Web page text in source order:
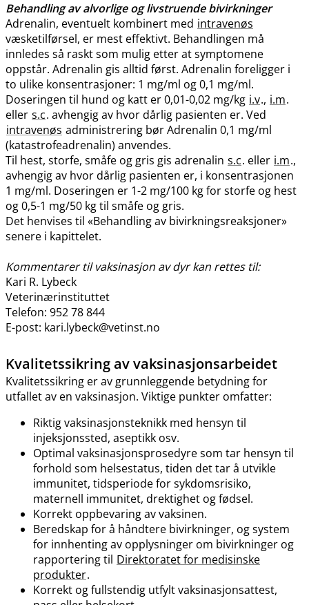
Behandling av alvorlige og livstruende bivirkninger
Adrenalin, eventuelt kombinert med intravenøs
væsketilførsel, er mest effektivt. Behandlingen må
innledes så raskt som mulig etter at symptomene
oppstår. Adrenalin gis alltid først. Adrenalin foreligger i
to ulike konsentrasjoner: 1 mg/ml og 0,1 mg​/​ml.
Doseringen til hund og katt er 0,01-0,02 mg/kg i.v., i.m.
eller s.c. avhengig av hvor dårlig pasienten er. Ved
intravenøs administrering bør Adrenalin 0,1 mg/ml
(katastrofeadrenalin) anvendes.
Til hest, storfe, småfe og gris gis adrenalin s.c. eller i.m.,
avhengig av hvor dårlig pasienten er, i konsentrasjonen
1 mg​/​ml. Doseringen er 1-2 mg/100 kg for storfe og hest
og 0,5-1 mg/50 kg til småfe og gris.
Det henvises til «Behandling av bivirkningsreaksjoner»
senere i kapittelet.
Kommentarer til vaksinasjon av dyr kan rettes til:
Kari R. Lybeck
Veterinærinstituttet
Telefon: 952 78 844
E-post: kari.lybeck@vetinst.no
Kvalitetssikring av vaksinasjonsarbeidet
Kvalitetssikring er av grunnleggende betydning for
utfallet av en vaksinasjon. Viktige punkter omfatter:
Riktig vaksinasjonsteknikk med hensyn til
injeksjonssted, aseptikk osv.
Optimal vaksinasjonsprosedyre som tar hensyn til
forhold som helsestatus, tiden det tar å utvikle
immunitet, tidsperiode for sykdomsrisiko,
maternell immunitet, drektighet og fødsel.
Korrekt oppbevaring av vaksinen.
Beredskap for å håndtere bivirkninger, og system
for innhenting av opplysninger om bivirkninger og
rapportering til Direktoratet for medisinske
produkter.
Korrekt og fullstendig utfylt vaksinasjonsattest,